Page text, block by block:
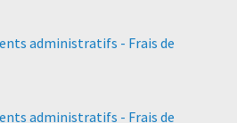
administratifs - Frais de
administratifs - Frais de